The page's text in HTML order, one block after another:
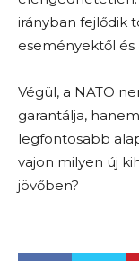
irányban fejlődik
eseményektől és
Végül, a NATO
garantálja,
legfontosabb
vajon milyen új
jövőben?